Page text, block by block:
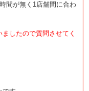
間が無く1店舗間に合わ
したので質問させてく